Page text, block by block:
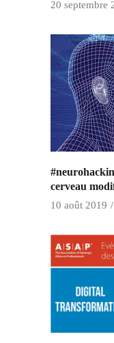
20 septembre
cerveau
10 août 2019